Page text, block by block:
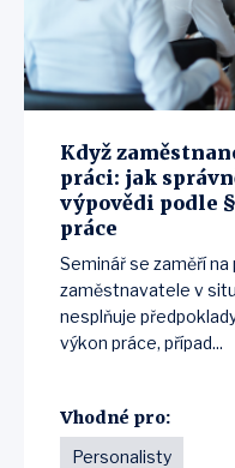
Když
práci: jak
výpovědi podle
práce
Seminář se zaměří
zaměstnavatele v
nesplňuje
výkon práce, případ...
Vhodné pro:
Personalisty